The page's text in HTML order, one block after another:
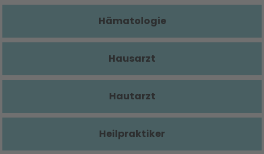
Hämatologie
Hausarzt
Hautarzt
Heilpraktiker